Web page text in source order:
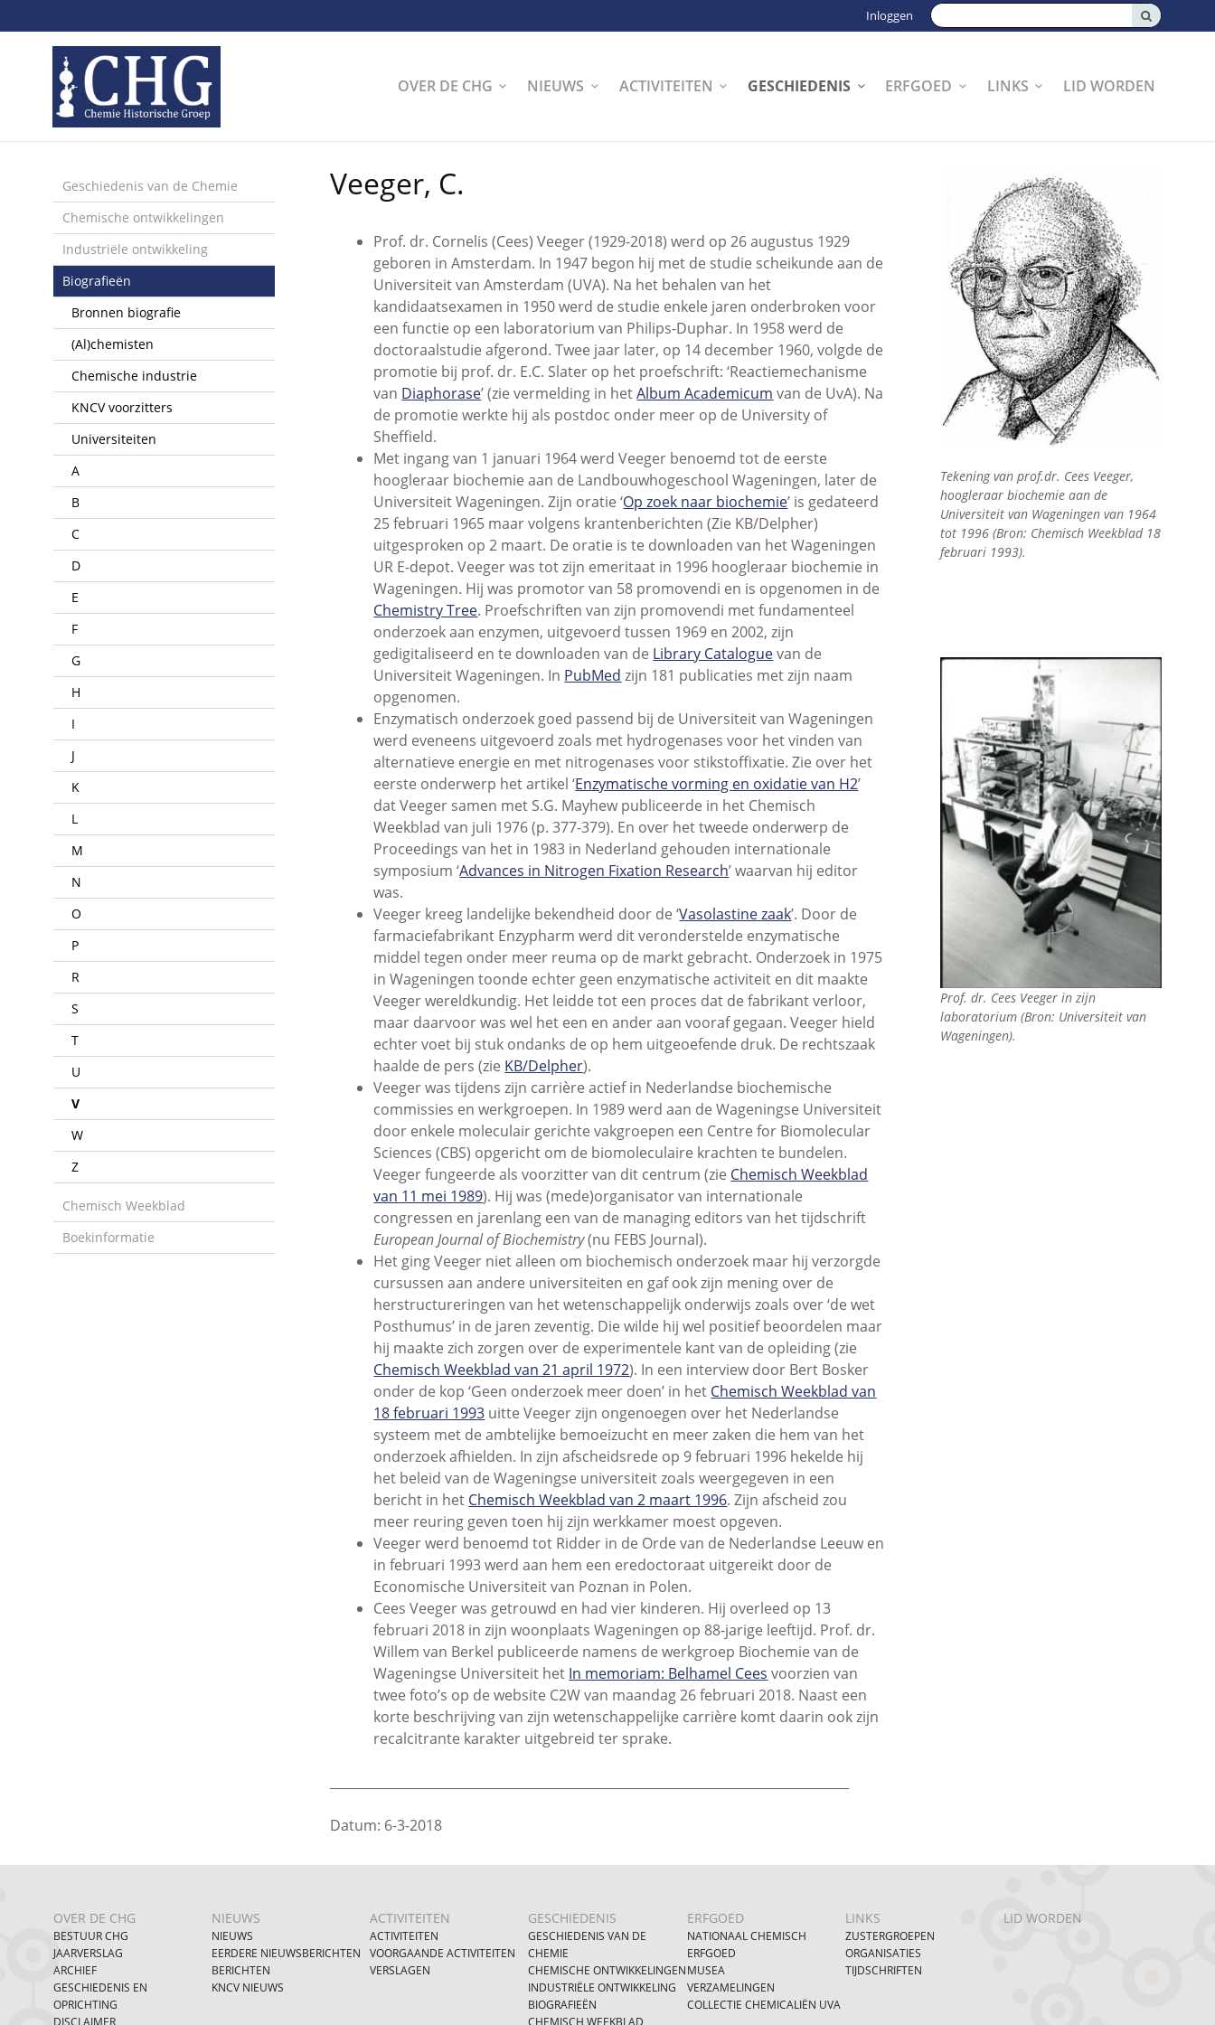
links
Spring
naar
de
inhoud
naar
het
menu
Zoeken:
Inloggen
OVER DE CHG NIEUWS ACTIVITEITEN GESCHIEDENIS ERFGOED LINKS LID WORDEN
Veeger, C.
Prof. dr. Cornelis (Cees) Veeger (1929-2018) werd op 26 augustus 1929
geboren in Amsterdam. In 1947 begon hij met de studie scheikunde aan de
Universiteit van Amsterdam (UVA). Na het behalen van het
kandidaatsexamen in 1950 werd de studie enkele jaren onderbroken voor
een functie op een laboratorium van Philips-Duphar. In 1958 werd de
doctoraalstudie afgerond. Twee jaar later, op 14 december 1960, volgde de
promotie bij prof. dr. E.C. Slater op het proefschrift: ‘Reactiemechanisme
van Diaphorase’ (zie vermelding in hetAlbum Academicum van de UvA). Na
de promotie werkte hij als postdoc onder meer op de University of
Sheffield.
Met ingang van 1 januari 1964 werd Veeger benoemd tot de eerste
hoogleraar biochemie aan de Landbouwhogeschool Wageningen, later de
Universiteit Wageningen. Zijn oratie ‘Op zoek naar biochemie’ is gedateerd
25 februari 1965 maar volgens krantenberichten (Zie KB/Delpher)
uitgesproken op 2 maart. De oratie is te downloaden van het Wageningen
UR E-depot. Veeger was tot zijn emeritaat in 1996 hoogleraar biochemie in
Wageningen. Hij was promotor van 58 promovendi en is opgenomen in de
Chemistry Tree. Proefschriften van zijn promovendi met fundamenteel
onderzoek aan enzymen, uitgevoerd tussen 1969 en 2002, zijn
gedigitaliseerd en te downloaden van de Library Cataloguevan de
Universiteit Wageningen. In PubMed zijn 181 publicaties met zijn naam
opgenomen.
Enzymatisch onderzoek goed passend bij de Universiteit van Wageningen
werd eveneens uitgevoerd zoals met hydrogenases voor het vinden van
alternatieve energie en met nitrogenases voor stikstoffixatie. Zie over het
eerste onderwerp het artikel ‘Enzymatische vorming en oxidatie van H2’
dat Veeger samen met S.G. Mayhew publiceerde in het Chemisch
Weekblad van juli 1976 (p. 377-379). En over het tweede onderwerp de
Proceedings van het in 1983 in Nederland gehouden internationale
symposium ‘Advances in Nitrogen Fixation Research’ waarvan hij editor
was.
Veeger kreeg landelijke bekendheid door de ‘Vasolastine zaak’. Door de
farmaciefabrikant Enzypharm werd dit veronderstelde enzymatische
middel tegen onder meer reuma op de markt gebracht. Onderzoek in 1975
in Wageningen toonde echter geen enzymatische activiteit en dit maakte
Veeger wereldkundig. Het leidde tot een proces dat de fabrikant verloor,
maar daarvoor was wel het een en ander aan vooraf gegaan. Veeger hield
echter voet bij stuk ondanks de op hem uitgeoefende druk. De rechtszaak
haalde de pers (zie KB/Delpher).
Veeger was tijdens zijn carrière actief in Nederlandse biochemische
commissies en werkgroepen. In 1989 werd aan de Wageningse Universiteit
door enkele moleculair gerichte vakgroepen een Centre for Biomolecular
Sciences (CBS) opgericht om de biomoleculaire krachten te bundelen.
Veeger fungeerde als voorzitter van dit centrum (zie Chemisch Weekblad
van 11 mei 1989). Hij was (mede)organisator van internationale
congressen en jarenlang een van de managing editors van het tijdschrift
European Journal of Biochemistry(nu FEBS Journal).
Het ging Veeger niet alleen om biochemisch onderzoek maar hij verzorgde
cursussen aan andere universiteiten en gaf ook zijn mening over de
herstructureringen van het wetenschappelijk onderwijs zoals over ‘de wet
Posthumus’ in de jaren zeventig. Die wilde hij wel positief beoordelen maar
hij maakte zich zorgen over de experimentele kant van de opleiding (zie
Chemisch Weekblad van 21 april 1972). In een interview door Bert Bosker
onder de kop ‘Geen onderzoek meer doen’ in het Chemisch Weekblad van
18 februari 1993 uitte Veeger zijn ongenoegen over het Nederlandse
systeem met de ambtelijke bemoeizucht en meer zaken die hem van het
onderzoek afhielden. In zijn afscheidsrede op 9 februari 1996 hekelde hij
het beleid van de Wageningse universiteit zoals weergegeven in een
bericht in het Chemisch Weekblad van 2 maart 1996. Zijn afscheid zou
meer reuring geven toen hij zijn werkkamer moest opgeven.
Veeger werd benoemd tot Ridder in de Orde van de Nederlandse Leeuw en
in februari 1993 werd aan hem een eredoctoraat uitgereikt door de
Economische Universiteit van Poznan in Polen.
Cees Veeger was getrouwd en had vier kinderen. Hij overleed op 13
februari 2018 in zijn woonplaats Wageningen op 88-jarige leeftijd. Prof. dr.
Willem van Berkel publiceerde namens de werkgroep Biochemie van de
Wageningse Universiteit het In memoriam: Belhamel Cees voorzien van
twee foto’s op de website C2W van maandag 26 februari 2018. Naast een
korte beschrijving van zijn wetenschappelijke carrière komt daarin ook zijn
recalcitrante karakter uitgebreid ter sprake.
Datum: 6-3-2018
Geschiedenis van de Chemie
Chemische ontwikkelingen
Industriële ontwikkeling
Biografieën
Bronnen biografie
(Al)chemisten
Chemische industrie
KNCV voorzitters
Universiteiten
A
B
C
D
E
F
G
H
I
J
K
L
M
N
O
P
R
S
T
U
V
W
Z
Chemisch Weekblad
Boekinformatie
Tekening van prof.dr. Cees Veeger,
hoogleraar biochemie aan de
Universiteit van Wageningen van 1964
tot 1996 (Bron: Chemisch Weekblad 18
februari 1993).
Prof. dr. Cees Veeger in zijn
laboratorium (Bron: Universiteit van
Wageningen).
OVER DE CHG
BESTUUR CHG
JAARVERSLAG
ARCHIEF
GESCHIEDENIS EN
OPRICHTING
DISCLAIMER
NIEUWS
NIEUWS
EERDERE NIEUWSBERICHTEN
BERICHTEN
KNCV NIEUWS
ACTIVITEITEN
ACTIVITEITEN
VOORGAANDE ACTIVITEITEN
VERSLAGEN
GESCHIEDENIS
GESCHIEDENIS VAN DE
CHEMIE
CHEMISCHE ONTWIKKELINGEN
INDUSTRIËLE ONTWIKKELING
BIOGRAFIEËN
CHEMISCH WEEKBLAD
ERFGOED
NATIONAAL CHEMISCH
ERFGOED
MUSEA
VERZAMELINGEN
COLLECTIE CHEMICALIËN UVA
LINKS
ZUSTERGROEPEN
ORGANISATIES
TIJDSCHRIFTEN
LID WORDEN